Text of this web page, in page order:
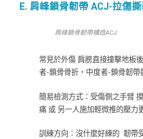
E. 肩峰鎖骨韌帶 ACJ-拉傷
肩峰鎖骨韌帶構造ACJ
常見於外傷 肩膀直接撞擊地板
者-鎖骨骨折，中度者-鎖骨韌帶
簡易檢測方式：受傷側之手臂
痛 或 另一人施加輕微推的壓力
訓練方向：沒什麼好練的 韌帶